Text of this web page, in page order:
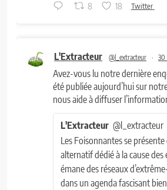
8 18 Twitter
L'Extracteur @l_extracteur · 30
Avez-vous lu notre dernière
été publiée aujourd’hui sur
nous aide à diffuser
L'Extracteur @l_extracteur
Les Foisonnantes se
alternatif dédié à la cause des
émane des réseaux
dans un agenda fascisant